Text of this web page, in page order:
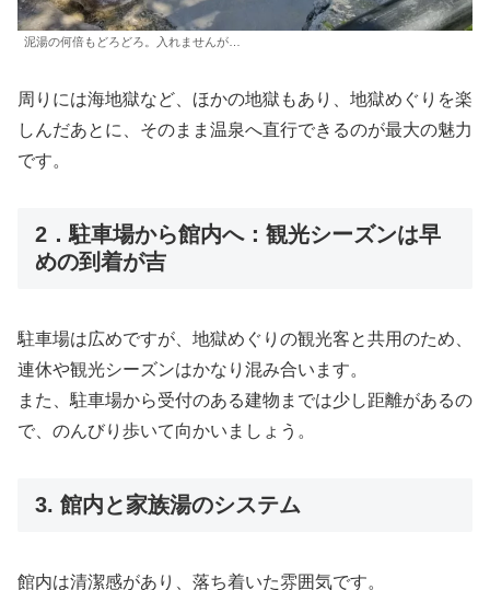
泥湯の何倍もどろどろ。入れませんが…
周りには海地獄など、ほかの地獄もあり、地獄めぐりを楽
しんだあとに、そのまま温泉へ直行できるのが最大の魅力
です。
2．駐車場から館内へ：観光シーズンは早
めの到着が吉
駐車場は広めですが、地獄めぐりの観光客と共用のため、
連休や観光シーズンはかなり混み合います。
また、駐車場から受付のある建物までは少し距離があるの
で、のんびり歩いて向かいましょう。
3. 館内と家族湯のシステム
館内は清潔感があり、落ち着いた雰囲気です。